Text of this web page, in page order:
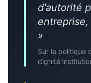
d'autorité
»
Sur la politique
dignité